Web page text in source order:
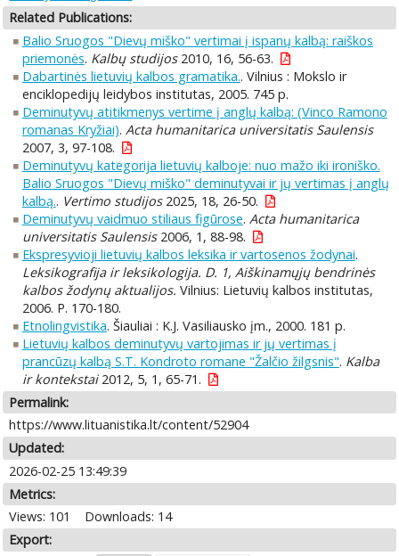
Related Publications:
Balio Sruogos "Dievų miško" vertimai į ispanų kalbą: raiškos
priemonės. Kalbų studijos2010, 16, 56-63.
Dabartinės lietuvių kalbos gramatika.. Vilnius : Mokslo ir
enciklopedijų leidybos institutas, 2005. 745 p.
Deminutyvų atitikmenys vertime į anglų kalbą: (Vinco Ramono
romanas Kryžiai). Acta humanitarica universitatis Saulensis
2007, 3, 97-108.
Deminutyvų kategorija lietuvių kalboje: nuo mažo iki ironiško.
Balio Sruogos "Dievų miško" deminutyvai ir jų vertimas į anglų
kalbą.. Vertimo studijos2025, 18, 26-50.
Deminutyvų vaidmuo stiliaus figūrose. Acta humanitarica
universitatis Saulensis2006, 1, 88-98.
Ekspresyvioji lietuvių kalbos leksika ir vartosenos žodynai.
Leksikografija ir leksikologija. D. 1, Aiškinamųjų bendrinės
kalbos žodynų aktualijos. Vilnius: Lietuvių kalbos institutas,
2006. P. 170-180.
Etnolingvistika. Šiauliai : K.J. Vasiliausko įm., 2000. 181 p.
Lietuvių kalbos deminutyvų vartojimas ir jų vertimas į
prancūzų kalbą S.T. Kondroto romane "Žalčio žilgsnis". Kalba
ir kontekstai2012, 5, 1, 65-71.
Permalink:
https://www.lituanistika.lt/content/52904
Updated:
2026-02-25 13:49:39
Metrics:
Views: 101
Downloads: 14
Export: